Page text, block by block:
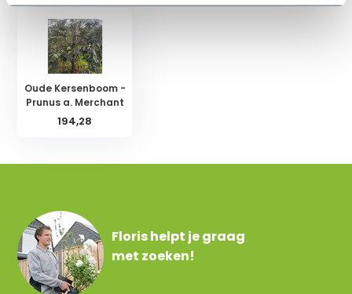
Oude Kersenboom -
Prunus a. Merchant
194,28
Floris helpt je graag
met zoeken!